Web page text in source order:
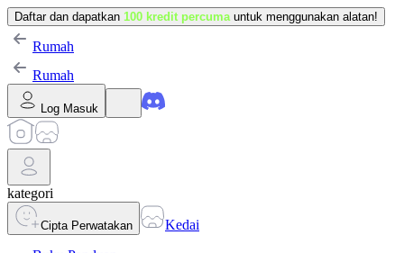
Daftar dan dapatkan 100 kredit percuma untuk menggunakan alatan!
Rumah
Rumah
Log Masuk
kategori
Cipta Perwatakan
Kedai